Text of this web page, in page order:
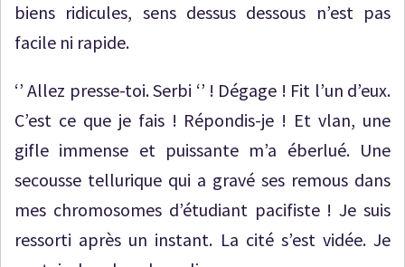
biens ridicules, sens dessus dessous n’est pas
facile ni rapide.
‘’ Allez presse-toi. Serbi ‘’ ! Dégage ! Fit l’un d’eux.
C’est ce que je fais ! Répondis-je ! Et vlan, une
gifle immense et puissante m’a éberlué. Une
secousse tellurique qui a gravé ses remous dans
mes chromosomes d’étudiant pacifiste ! Je suis
ressorti après un instant. La cité s’est vidée. Je